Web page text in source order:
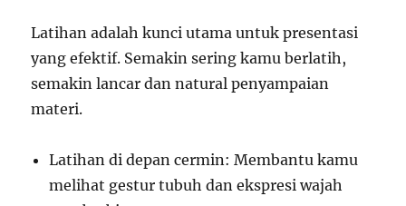
Latihan adalah kunci utama untuk presentasi
yang efektif. Semakin sering kamu berlatih,
semakin lancar dan natural penyampaian
materi.
Latihan di depan cermin: Membantu kamu
melihat gestur tubuh dan ekspresi wajah